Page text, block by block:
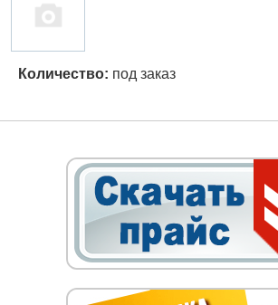
Количество: под заказ